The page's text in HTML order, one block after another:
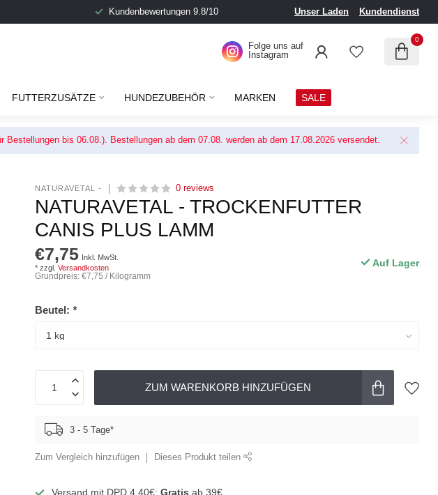
Kundenbewertungen 9.8/10 Unser Laden Kundendienst
Folge uns auf
Instagram
0
FUTTERZUSÄTZE HUNDEZUBEHÖR MARKEN SALE
bis 06.08.). Bestellungen ab dem 07.08. werden ab dem 17.08.2026 versendet.
NATURAVETAL - 0 reviews
NATURAVETAL - TROCKENFUTTER
CANIS PLUS LAMM
€7,75 Inkl. MwSt.
* zzgl.Versandkosten
Grundpreis: €7,75 / Kilogramm
Auf Lager
Beutel:*
ZUM WARENKORB HINZUFÜGEN
3 - 5 Tage*
Zum Vergleich hinzufügen Dieses Produkt teilen
Versand mit DPD 4,40€;Gratisab 39€